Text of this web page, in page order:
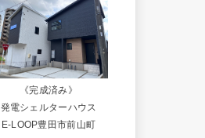
《完成済み》
発電シェルターハウス
E-LOOP豊田市前山町